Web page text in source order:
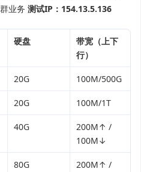
业务 测试IP：154.13.5.136
硬盘
带宽（上下
行）
20G 100M/500G
20G 100M/1T
40G
200M↑ /
100M↓
80G
200M↑ /